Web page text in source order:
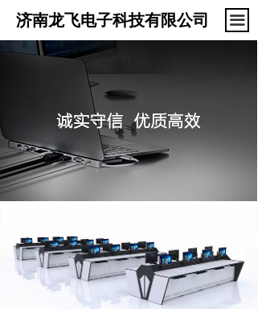
끀
首页
VR全景展示
KVM切换器
捍威操作台
捍威机柜
新闻中心
联系我们
济南龙飞电子科技有限公司